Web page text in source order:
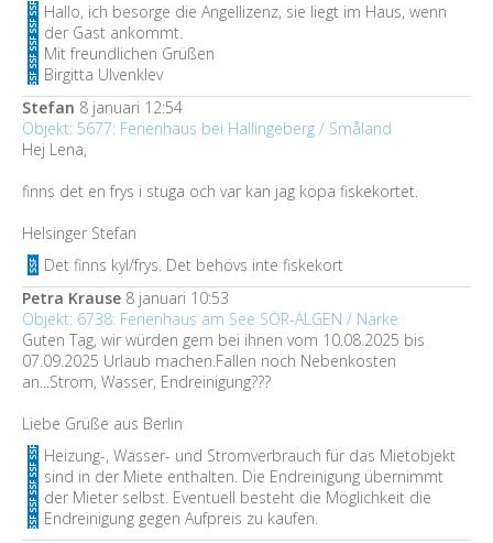
Hallo, ich besorge die Angellizenz, sie liegt im Haus, wenn
der Gast ankommt.
Mit freundlichen Grüßen
Birgitta Ulvenklev
Stefan 8 januari 12:54
Objekt: 5677: Ferienhaus bei Hallingeberg / Småland
Hej Lena,
finns det en frys i stuga och var kan jag köpa fiskekortet.
Helsinger Stefan
Det finns kyl/frys. Det behövs inte fiskekort
Petra Krause 8 januari 10:53
Objekt: 6738: Ferienhaus am See SÖR-ÄLGEN / Närke
Guten Tag, wir würden gern bei ihnen vom 10.08.2025 bis
07.09.2025 Urlaub machen.Fallen noch Nebenkosten
an...Strom, Wasser, Endreinigung???
Liebe Grüße aus Berlin
Heizung-, Wasser- und Stromverbrauch für das Mietobjekt
sind in der Miete enthalten. Die Endreinigung übernimmt
der Mieter selbst. Eventuell besteht die Möglichkeit die
Endreinigung gegen Aufpreis zu kaufen.